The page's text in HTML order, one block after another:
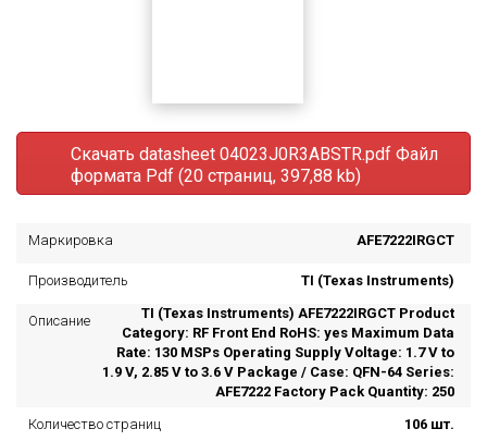
Скачать datasheet 04023J0R3ABSTR.pdf Файл
формата Pdf (20 страниц, 397,88 kb)
Маркировка AFE7222IRGCT
Производитель TI (Texas Instruments)
Описание
TI (Texas Instruments) AFE7222IRGCT Product
Category: RF Front End RoHS: yes Maximum Data
Rate: 130 MSPs Operating Supply Voltage: 1.7 V to
1.9 V, 2.85 V to 3.6 V Package / Case: QFN-64 Series:
AFE7222 Factory Pack Quantity: 250
Количество страниц
106 шт.